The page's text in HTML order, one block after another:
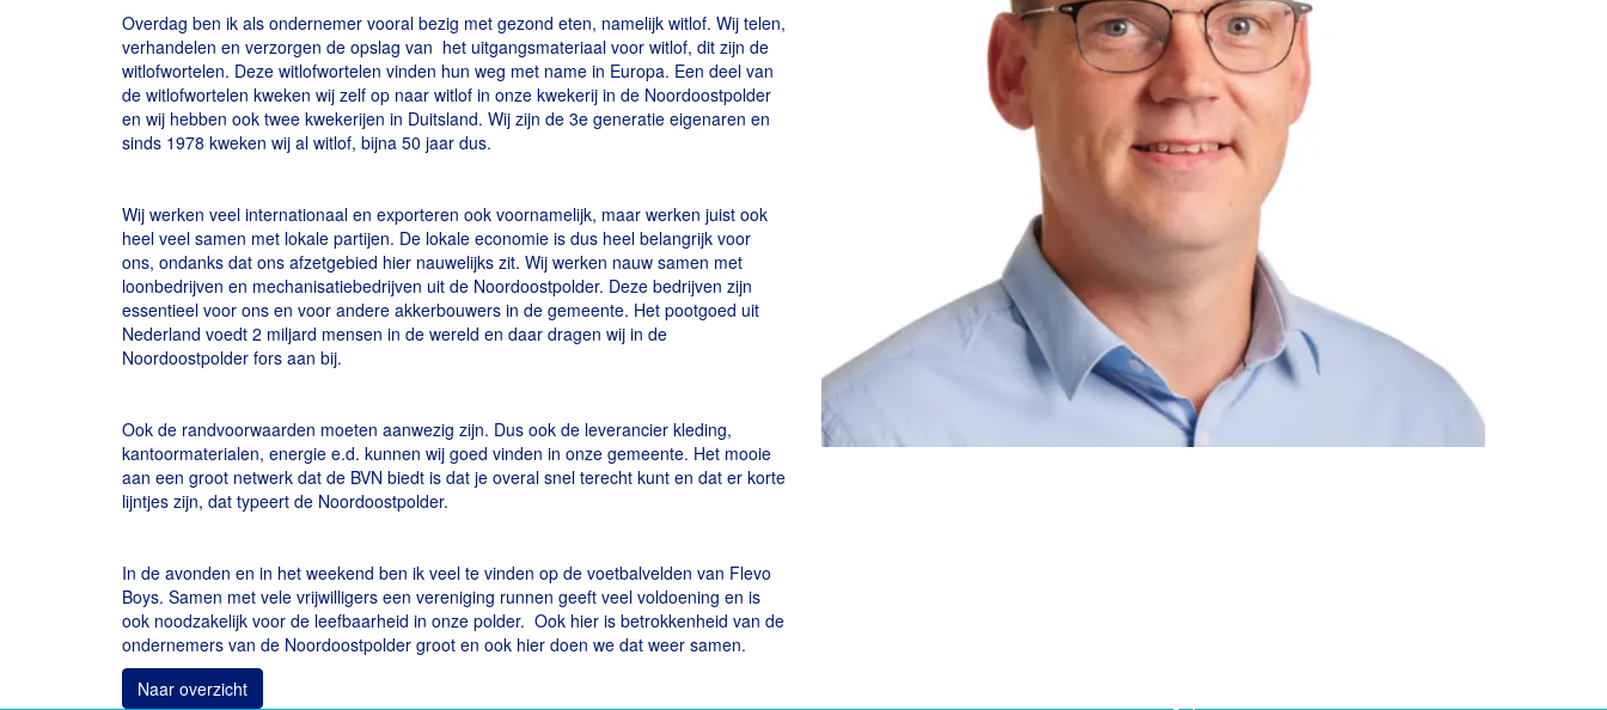
Overdag ben ik als ondernemer vooral bezig met gezond eten, namelijk witlof. Wij telen,
verhandelen en verzorgen de opslag van het uitgangsmateriaal voor witlof, dit zijn de
witlofwortelen. Deze witlofwortelen vinden hun weg met name in Europa. Een deel van
de witlofwortelen kweken wij zelf op naar witlof in onze kwekerij in de Noordoostpolder
en wij hebben ook twee kwekerijen in Duitsland. Wij zijn de 3e generatie eigenaren en
sinds 1978 kweken wij al witlof, bijna 50 jaar dus.
Wij werken veel internationaal en exporteren ook voornamelijk, maar werken juist ook
heel veel samen met lokale partijen. De lokale economie is dus heel belangrijk voor
ons, ondanks dat ons afzetgebied hier nauwelijks zit. Wij werken nauw samen met
loonbedrijven en mechanisatiebedrijven uit de Noordoostpolder. Deze bedrijven zijn
essentieel voor ons en voor andere akkerbouwers in de gemeente. Het pootgoed uit
Nederland voedt 2 miljard mensen in de wereld en daar dragen wij in de
Noordoostpolder fors aan bij.
Ook de randvoorwaarden moeten aanwezig zijn. Dus ook de leverancier kleding,
kantoormaterialen, energie e.d. kunnen wij goed vinden in onze gemeente. Het mooie
aan een groot netwerk dat de BVN biedt is dat je overal snel terecht kunt en dat er korte
lijntjes zijn, dat typeert de Noordoostpolder.
In de avonden en in het weekend ben ik veel te vinden op de voetbalvelden van Flevo
Boys. Samen met vele vrijwilligers een vereniging runnen geeft veel voldoening en is
ook noodzakelijk voor de leefbaarheid in onze polder. Ook hier is betrokkenheid van de
ondernemers van de Noordoostpolder groot en ook hier doen we dat weer samen.
Naar overzicht